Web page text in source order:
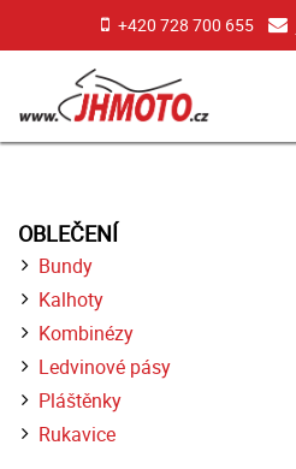
+420 728 700 655
OBLEČENÍ
Bundy
Kalhoty
Kombinézy
Ledvinové pásy
Pláštěnky
Rukavice